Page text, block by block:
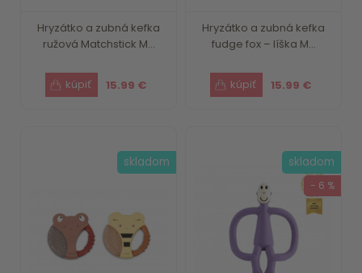
Hryzátko a zubná kefka
ružová Matchstick M...
15.99 €
Hryzátko a zubná kefka
fudge fox – líška M...
15.99 €
skladom skladom
- 6 %